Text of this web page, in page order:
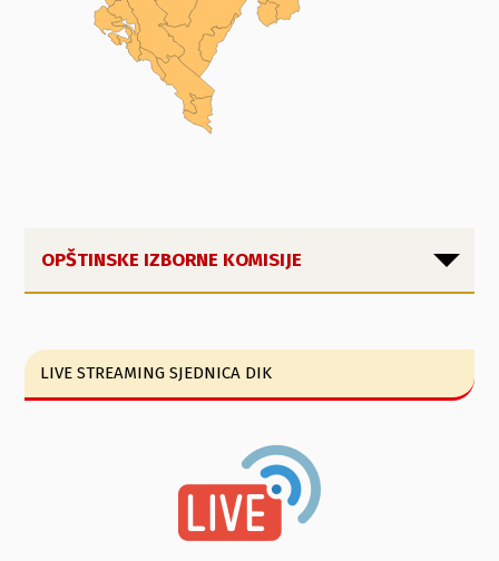
OPŠTINSKE IZBORNE KOMISIJE
LIVE STREAMING SJEDNICA DIK